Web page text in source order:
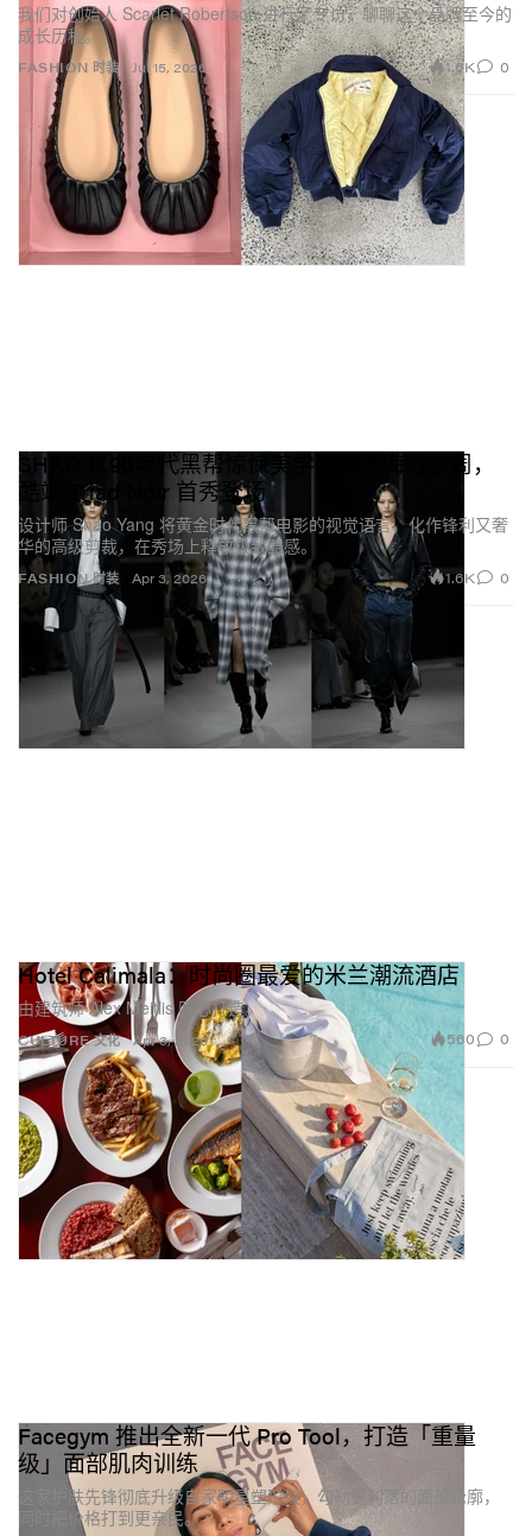
淘汰的气质，同时也能表达她的身份与态度。她重视体
验，会被那些独特且“有心思”的设计吸引。归根结底，
她把时尚视为自我表达的一种语言。
Totem Boot 之所以能引发共鸣，是因为它一眼就能被认
出。雕塑般的鞋跟大胆又抢眼，同时在造型上带着一丝
未来感。它在“宣言式单品”和日常实穿之间拿捏得恰到
好处。人们被那些足够出挑却又能无缝融入衣橱的设计
吸引，而 Totem Boot 正是在做这件事——让我们每一步
都能走得有力量、也格外与众不同。
你们最近还与Nona Source推出了合作系列。可持续在
你的设计过程中有多重要？
对我来说，可持续是设计思考中的核心部分。与 NONA
FASHION 时装
我们对创始人 Scarlet Robertson 进行了专访，聊聊这个品牌至今的
成长历程。
Jul 15, 2026 1.6K 0
FASHION 时装
SHAO 以90年代黑帮惊悚美学亮相上海时装周，
酷飒 Triad Noir 首秀登场
设计师 Shao Yang 将黄金时代黑帮电影的视觉语言，化作锋利又奢
华的高级剪裁，在秀场上释放极致酷感。
Apr 3, 2026 1.6K 0
CULTURE 文化
Hotel Calimala：时尚圈最爱的米兰潮流酒店
由建筑师 Alex Meitlis 匠心打造。
Apr 3, 2026 560 0
Facegym 推出全新一代 Pro Tool，打造「重量
级」面部肌肉训练
这家护肤先锋彻底升级自家明星塑形仪，勾勒更利落的面部轮廓，
同时把价格打到更亲民。